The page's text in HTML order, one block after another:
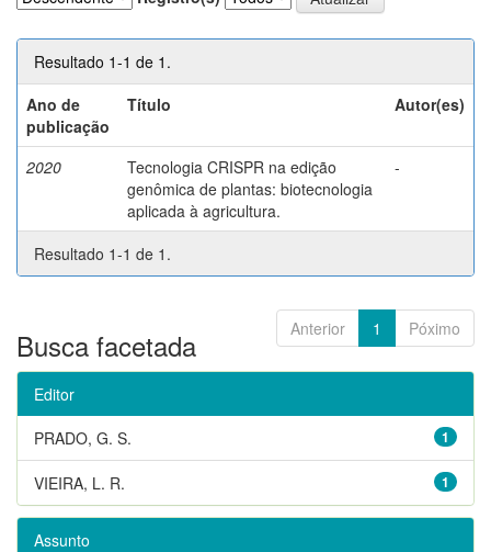
Resultado 1-1 de 1.
Ano de
publicação
Título Autor(es)
2020
Tecnologia CRISPR na edição
genômica de plantas: biotecnologia
aplicada à agricultura.
-
Resultado 1-1 de 1.
Anterior 1 Póximo
Busca facetada
Editor
1
PRADO, G. S.
1
VIEIRA, L. R.
Assunto